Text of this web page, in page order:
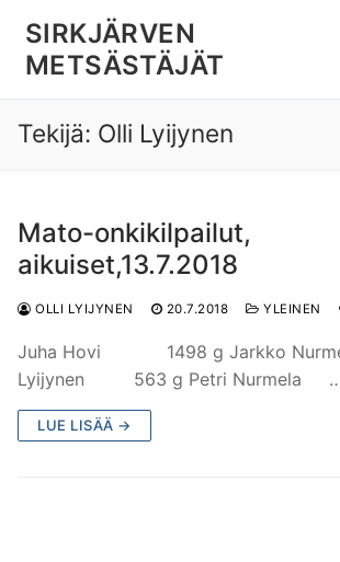
sisältöön
SIRKJÄRVEN
METSÄSTÄJÄT
Tekijä: Olli Lyijynen
Mato-onkikilpailut,
aikuiset,13.7.2018
OLLI LYIJYNEN 20.7.2018 YLEINEN
Juha Hovi 1498 g Jarkko
Lyijynen 563 g Petri Nurmela
LUE LISÄÄ →